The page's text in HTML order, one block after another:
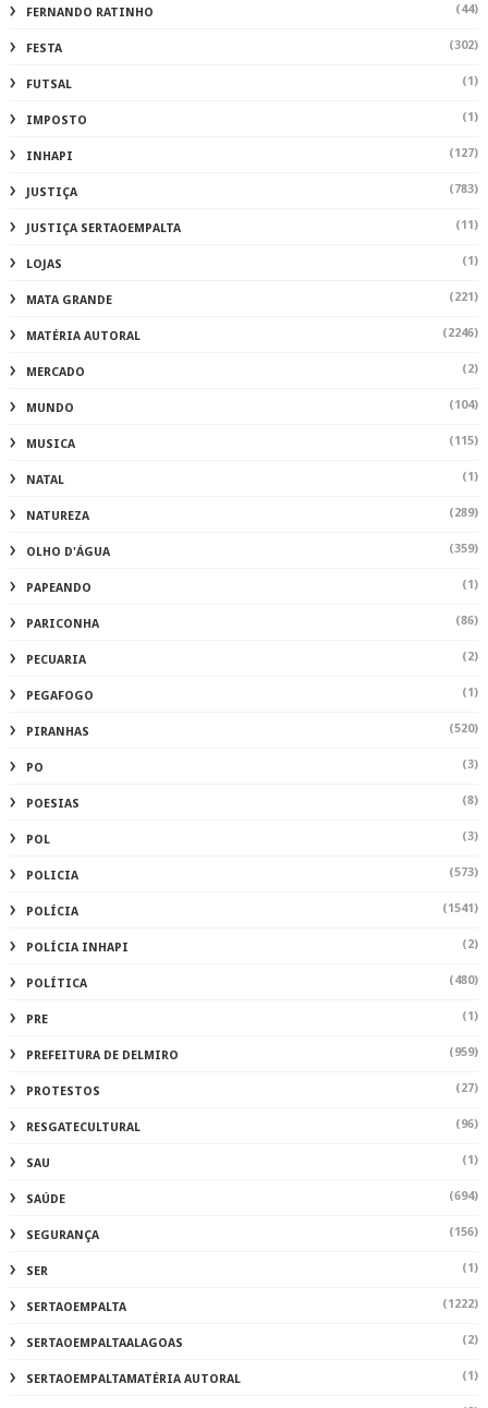
FERNANDO RATINHO (44)
FESTA (302)
FUTSAL (1)
IMPOSTO (1)
INHAPI (127)
JUSTIÇA (783)
JUSTIÇA SERTAOEMPALTA (11)
LOJAS (1)
MATA GRANDE (221)
MATÉRIA AUTORAL (2246)
MERCADO (2)
MUNDO (104)
MUSICA (115)
NATAL (1)
NATUREZA (289)
OLHO D'ÁGUA (359)
PAPEANDO (1)
PARICONHA (86)
PECUARIA (2)
PEGAFOGO (1)
PIRANHAS (520)
PO (3)
POESIAS (8)
POL (3)
POLICIA (573)
POLÍCIA (1541)
POLÍCIA INHAPI (2)
POLÍTICA (480)
PRE (1)
PREFEITURA DE DELMIRO (959)
PROTESTOS (27)
RESGATECULTURAL (96)
SAU (1)
SAÚDE (694)
SEGURANÇA (156)
SER (1)
SERTAOEMPALTA (1222)
SERTAOEMPALTAALAGOAS (2)
SERTAOEMPALTAMATÉRIA AUTORAL (1)